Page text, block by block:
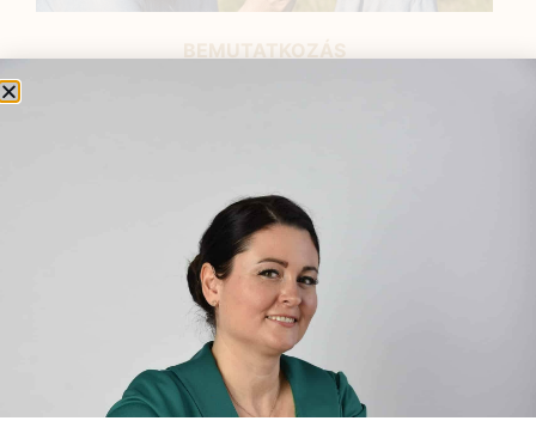
BEMUTATKOZÁS
férfiak egészségének megőrzése és helyreállítása.
HÍRLEVÉL
HÍRLEVÉL FELIRATKOZÁS